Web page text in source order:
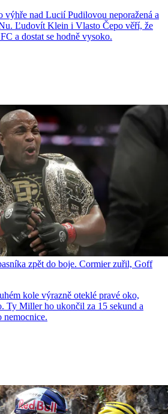
výhře nad Lucií Pudilovou neporažená a
Ľudovít Klein i Vlasto Čepo věří, že
a dostat se hodně vysoko.
zpět do boje. Cormier zuřil, Goff
kole výrazně oteklé pravé oko,
Ty Miller ho ukončil za 15 sekund a
nemocnice.